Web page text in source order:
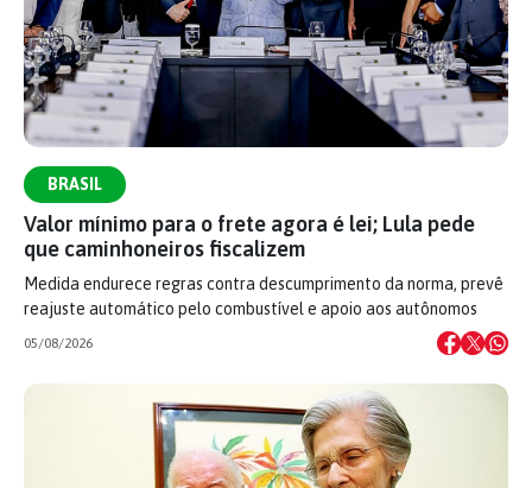
BRASIL
Valor mínimo para o frete agora é lei; Lula pede
que caminhoneiros fiscalizem
Medida endurece regras contra descumprimento da norma, prevê
reajuste automático pelo combustível e apoio aos autônomos
05/08/2026